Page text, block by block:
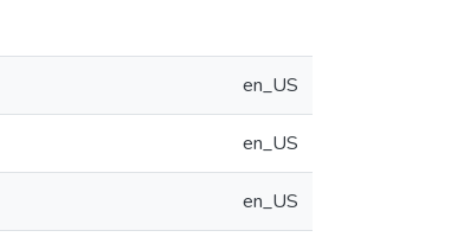
en_US
en_US
en_US